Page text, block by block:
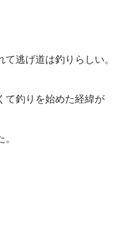
逃げ道は釣りらしい。
て釣りを始めた経緯が